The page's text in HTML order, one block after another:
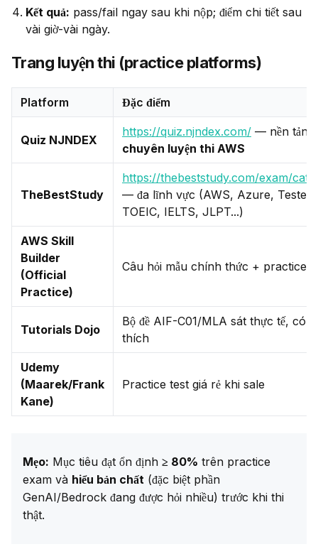
Kết quả: pass/fail ngay sau khi nộp; điểm chi tiết sau
vài giờ-vài ngày.
Trang luyện thi (practice platforms)
Platform Đặc điểm
Quiz NJNDEX
https://quiz.njndex.com/ — nền tảng
chuyên luyện thi AWS
TheBestStudy
https://thebeststudy.com/exam/
— đa lĩnh vực (AWS, Azure, Tester,
TOEIC, IELTS, JLPT...)
AWS Skill
Builder
(Official
Practice)
Câu hỏi mẫu chính thức + practice
Tutorials Dojo
Bộ đề AIF-C01/MLA sát thực tế, có
thích
Udemy
(Maarek/Frank
Kane)
Practice test giá rẻ khi sale
Mẹo: Mục tiêu đạt ổn định ≥ 80% trên practice
exam và hiểu bản chất (đặc biệt phần
GenAI/Bedrock đang được hỏi nhiều) trước khi thi
thật.